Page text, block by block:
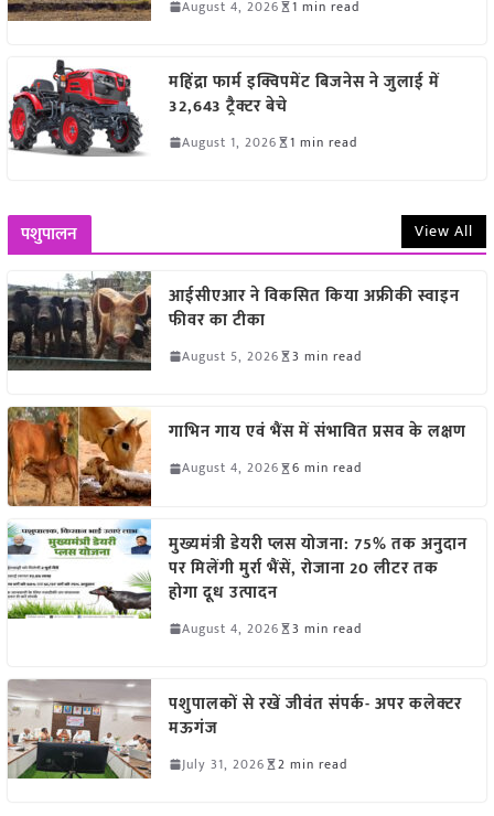
August 4, 2026 1 min read
महिंद्रा फार्म इक्विपमेंट बिजनेस ने जुलाई में
32,643 ट्रैक्टर बेचे
August 1, 2026 1 min read
पशुपालन View All
आईसीएआर ने विकसित किया अफ्रीकी स्वाइन
फीवर का टीका
August 5, 2026 3 min read
गाभिन गाय एवं भैंस में संभावित प्रसव के लक्षण
August 4, 2026 6 min read
मुख्यमंत्री डेयरी प्लस योजना: 75% तक अनुदान
पर मिलेंगी मुर्रा भैंसें, रोजाना 20 लीटर तक
होगा दूध उत्पादन
August 4, 2026 3 min read
पशुपालकों से रखें जीवंत संपर्क- अपर कलेक्टर
मऊगंज
July 31, 2026 2 min read